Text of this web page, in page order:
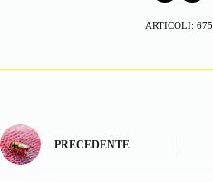
ARTICOLI: 675
PRECEDENTE